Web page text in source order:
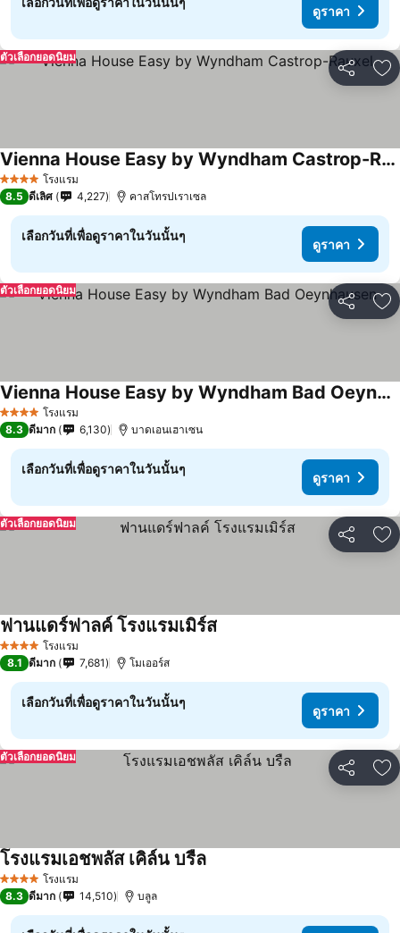
ดูราคา
แชร์ เ
ตัวเลือกยอดนิยม
4 ดาว โรงแรม
Vienna House Easy by Wyndham Castrop-Rauxel
8.5 ดีเลิศ 4,227 คาสโทรปเราเซล
เลือกวันที่เพื่อดูราคาในวันนั้นๆ
ดูราคา
แชร์ เ
ตัวเลือกยอดนิยม
4 ดาว โรงแรม
Vienna House Easy by Wyndham Bad Oeynhausen
8.3 ดีมาก 6,130 บาดเอนเฮาเซน
เลือกวันที่เพื่อดูราคาในวันนั้นๆ
ดูราคา
แชร์ เ
ตัวเลือกยอดนิยม
4 ดาว โรงแรม
ฟานแดร์ฟาลค์ โรงแรมเมิร์ส
8.1 ดีมาก 7,681 โมเออร์ส
เลือกวันที่เพื่อดูราคาในวันนั้นๆ
ดูราคา
แชร์ เ
ตัวเลือกยอดนิยม
4 ดาว โรงแรม
โรงแรมเอชพลัส เคิล์น บรืล
8.3 ดีมาก 14,510 บลูล